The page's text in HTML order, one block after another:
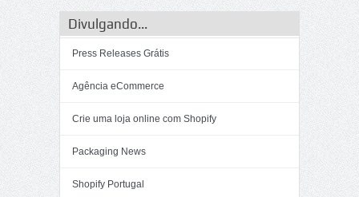
Divulgando...
Press Releases Grátis
Agência eCommerce
Crie uma loja online com Shopify
Packaging News
Shopify Portugal